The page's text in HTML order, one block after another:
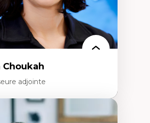
Choukah
adjointe